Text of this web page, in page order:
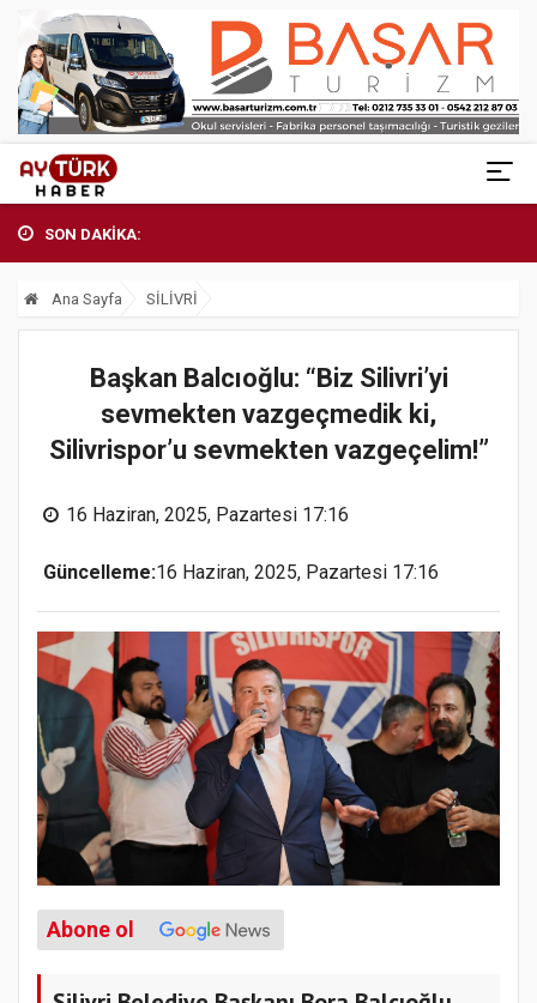
SON DAKİKA:
Ana Sayfa SİLİVRİ
Başkan Balcıoğlu: “Biz Silivri’yi
sevmekten vazgeçmedik ki,
Silivrispor’u sevmekten vazgeçelim!”
16 Haziran, 2025, Pazartesi 17:16
Güncelleme:16 Haziran, 2025, Pazartesi 17:16
Abone ol